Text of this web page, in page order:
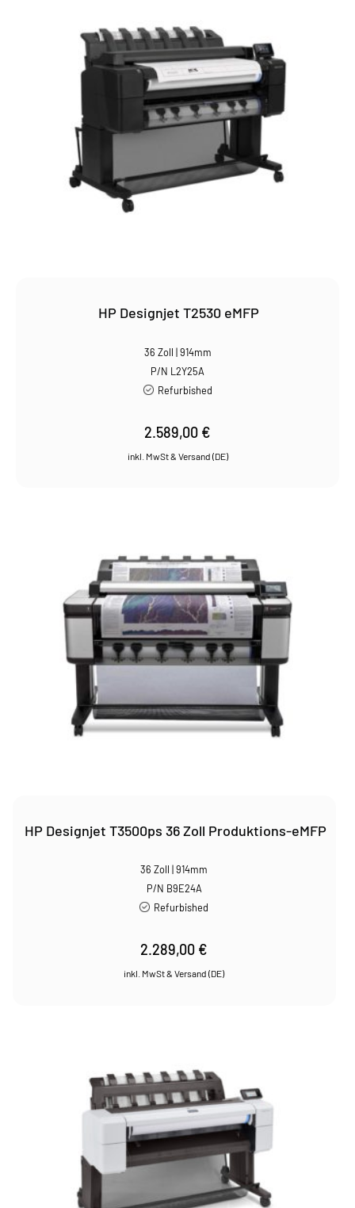
HP Designjet T2530 eMFP
36 Zoll | 914mm
P/N L2Y25A
Refurbished
2.589,00 €
HP Designjet T3500ps 36 Zoll Produktions-eMFP
36 Zoll | 914mm
P/N B9E24A
Refurbished
2.289,00 €